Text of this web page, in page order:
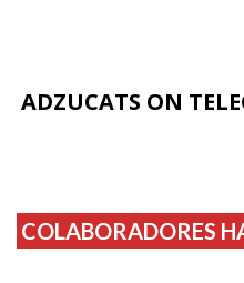
ADZUCATS ON
COLABORADORES